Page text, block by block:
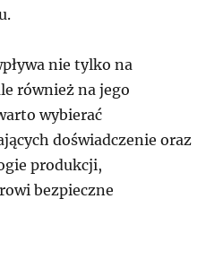
nie tylko na
również na jego
wybierać
doświadczenie oraz
produkcji,
bezpieczne